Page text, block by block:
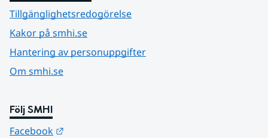
Tillgänglighetsredogörelse
Kakor på smhi.se
Hantering av personuppgifter
Om smhi.se
Följ SMHI
Facebook